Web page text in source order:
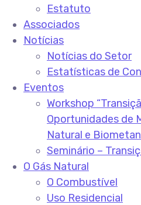
Estatuto
Associados
Notícias
Notícias do Setor
Estatísticas de
Eventos
Workshop
Oportunidades de
Natural e
Seminário –
O Gás Natural
O Combustível
Uso Residencial